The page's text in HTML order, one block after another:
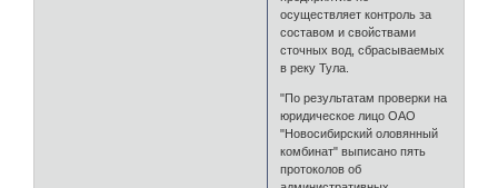
осуществляет контроль за
составом и свойствами
сточных вод, сбрасываемых
в реку Тула.
"По результатам проверки на
юридическое лицо ОАО
"Новосибирский оловянный
комбинат" выписано пять
протоколов об